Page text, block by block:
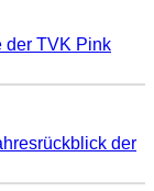
der TVK Pink
der